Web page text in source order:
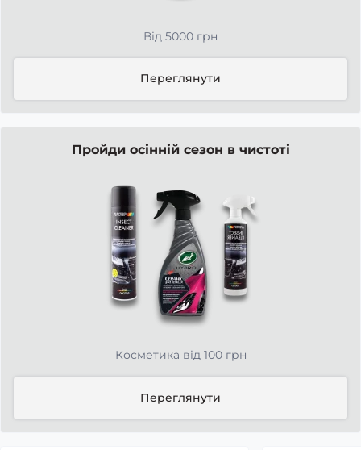
Від 5000 грн
Переглянути
Пройди осінній сезон в чистоті
Косметика від 100 грн
Переглянути